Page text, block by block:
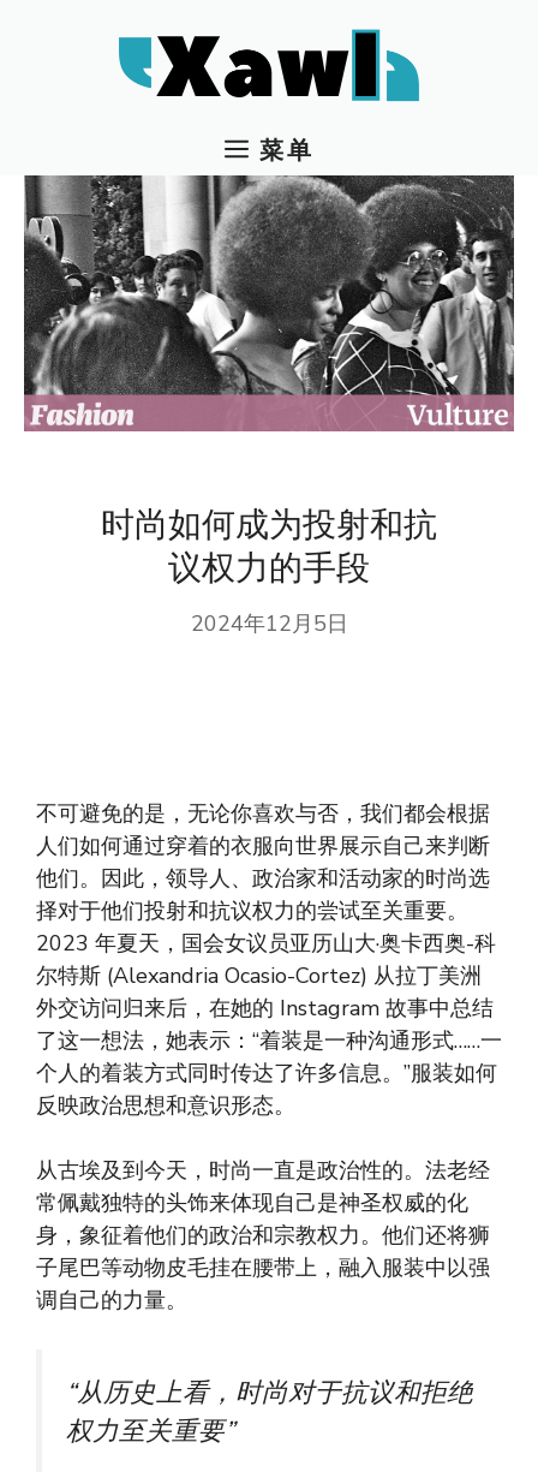
菜单
时尚如何成为投射和抗
议权力的手段
2024年12月5日
不可避免的是，无论你喜欢与否，我们都会根据
人们如何通过穿着的衣服向世界展示自己来判断
他们。因此，领导人、政治家和活动家的时尚选
择对于他们投射和抗议权力的尝试至关重要。
2023 年夏天，国会女议员亚历山大·奥卡西奥-科
尔特斯 (Alexandria Ocasio-Cortez) 从拉丁美洲
外交访问归来后，在她的 Instagram 故事中总结
了这一想法，她表示：“着装是一种沟通形式……一
个人的着装方式同时传达了许多信息。”服装如何
反映政治思想和意识形态。
从古埃及到今天，时尚一直是政治性的。法老经
常佩戴独特的头饰来体现自己是神圣权威的化
身，象征着他们的政治和宗教权力。他们还将狮
子尾巴等动物皮毛挂在腰带上，融入服装中以强
调自己的力量。
“从历史上看，时尚对于抗议和拒绝
权力至关重要”